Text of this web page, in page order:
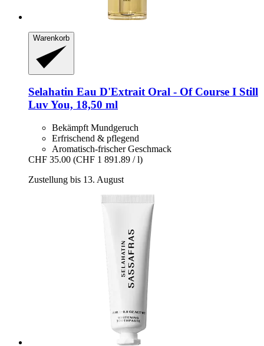
Warenkorb
Selahatin Eau D'Extrait Oral -​ Of Course I Still
Luv You, 18,50 ml
Bekämpft Mundgeruch
Erfrischend & pflegend
Aromatisch-frischer Geschmack
CHF 35.00 (CHF 1 891.89 / l)
Zustellung bis 13. August